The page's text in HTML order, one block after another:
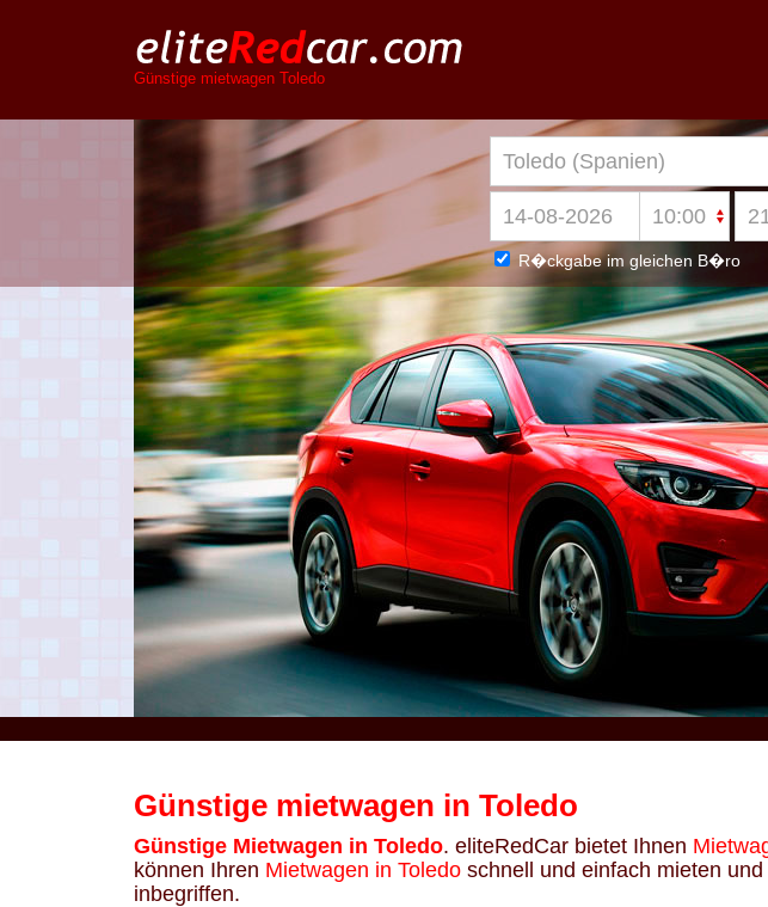
Günstige mietwagen Toledo
Günstige mietwagen in Toledo
Günstige Mietwagen in Toledo. eliteRedCar bietet Ihnen
können Ihren Mietwagen in Toledo schnell und einfach mieten
inbegriffen.
R�ckgabe im gleichen B�ro